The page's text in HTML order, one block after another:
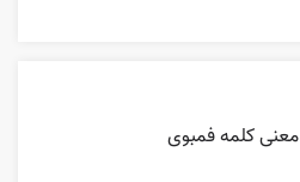
معنی کلمه فمبوی